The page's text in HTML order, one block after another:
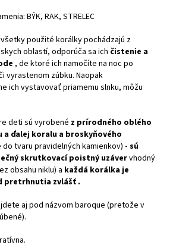
BÝK, RAK, STRELEC
použité korálky pochádzajú z
oblastí, odporúča sa ich čistenie a
, de ktoré ich namočíte na noc po
vyrastenom zúbku. Naopak
ich vystavovať priamemu slnku, môžu
deti sú vyrobené z prírodného oblého
ďalej koralu a broskyňového
do tvaru pravidelných kamienkov) - sú
skrutkovací poistný uzávervhodný
obsahu niklu) a každá korálka je
pretrhnutia zvlášť .
aj pod názvom baroque (pretože v